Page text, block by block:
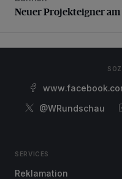
Neuer Projekteigner
@WRundschau
SERVICES
Reklamation